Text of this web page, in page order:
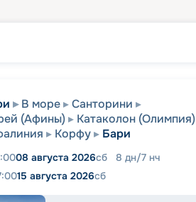
В море
Санторини
(Афины)
Катаколон (Олимпия)
Корфу Бари
08 августа 2026сб 8 дн/7 нч
15 августа 2026сб